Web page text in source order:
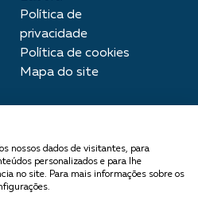
Política de
privacidade
Política de cookies
Mapa do site
nossos dados de visitantes, para
personalizados e para lhe
no site. Para mais informações sobre os